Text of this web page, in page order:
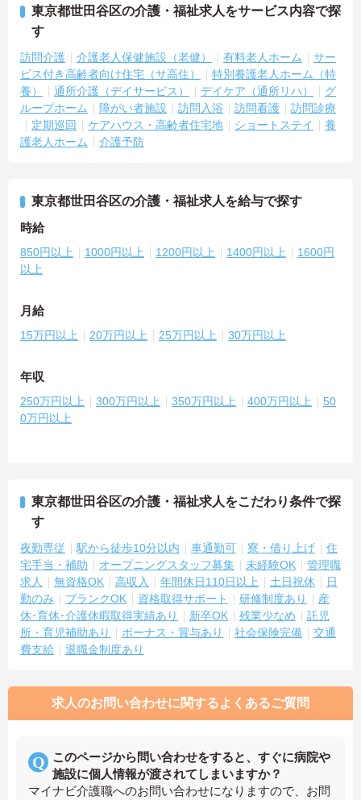
東京都世田谷区の介護・福祉求人をサービス内容で探
す
訪問介護 介護老人保健施設（老健） 有料老人ホーム
サー
ビス付き高齢者向け住宅（サ高住）
特別養護老人ホーム（特
養）
通所介護（デイサービス） デイケア（通所リハ）
グ
ループホーム
障がい者施設 訪問入浴 訪問看護
訪問診療
定期巡回
ケアハウス・高齢者住宅地 ショートステイ
養
護老人ホーム
介護予防
東京都世田谷区の介護・福祉求人を給与で探す
時給
850円以上 1000円以上 1200円以上 1400円以上
1600円
以上
月給
15万円以上 20万円以上 25万円以上 30万円以上
年収
250万円以上 300万円以上 350万円以上 400万円以上
50
0万円以上
東京都世田谷区の介護・福祉求人をこだわり条件で探
す
夜勤専従 駅から徒歩10分以内 車通勤可 寮・借り上げ
住
宅手当・補助
オープニングスタッフ募集 未経験OK
管理職
求人
無資格OK 高収入 年間休日110日以上 土日祝休
日
勤のみ
ブランクOK 資格取得サポート 研修制度あり
産
休･育休･介護休暇取得実績あり
新卒OK 残業少なめ
託児
所・育児補助あり
ボーナス・賞与あり 社会保険完備
交通
費支給
退職金制度あり
求人のお問い合わせに関するよくあるご質問
このページから問い合わせをすると、すぐに病院や
施設に個人情報が渡されてしまいますか？
マイナビ介護職へのお問い合わせになりますので、お問